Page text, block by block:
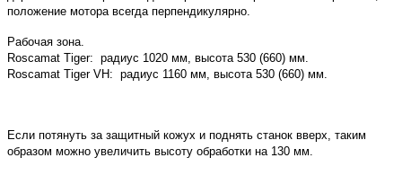
положение мотора всегда перпендикулярно.
Рабочая зона.
Roscamat Tiger: радиус 1020 мм, высота 530 (660) мм.
Roscamat Tiger VH: радиус 1160 мм, высота 530 (660) мм.
Если потянуть за защитный кожух и поднять станок вверх, таким
образом можно увеличить высоту обработки на 130 мм.